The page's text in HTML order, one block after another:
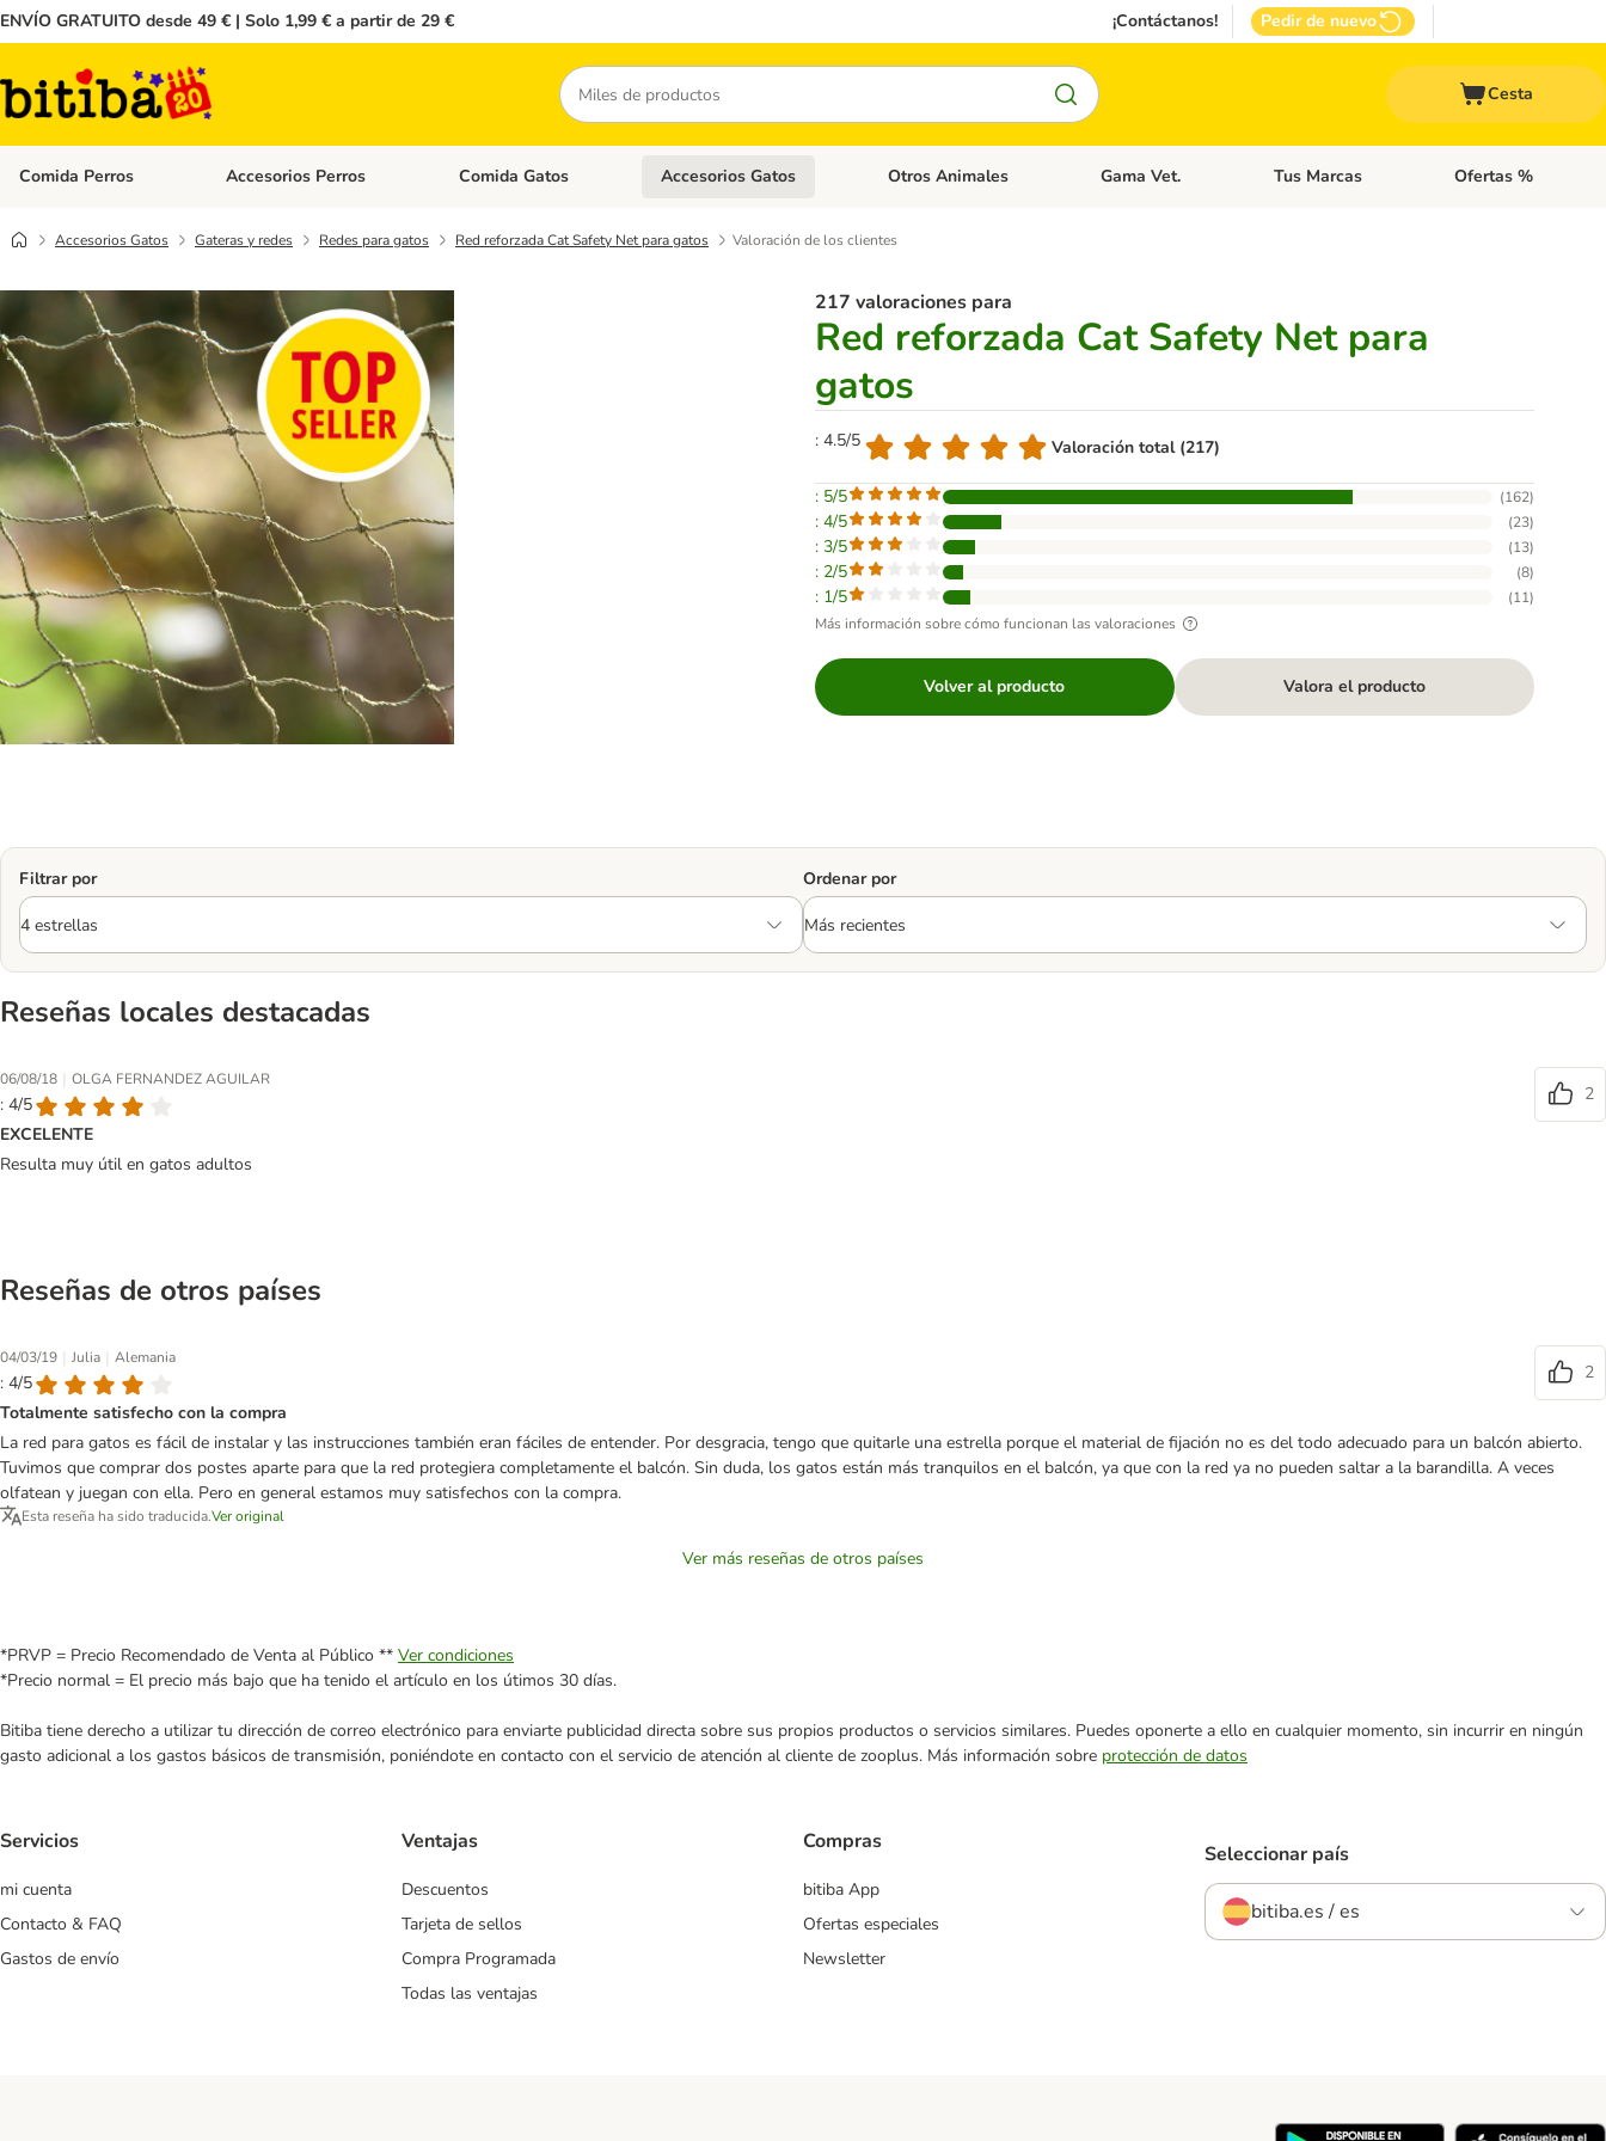
ENVÍO GRATUITO desde 49 € | Solo 1,99 € a partir de 29 € ¡Contáctanos! Pedir de nuevo
Buscar
Cesta
Comida Perros Menú de categoria abierto: Comida Perros
Accesorios Perros Menú de categoria abierto: Accesorios Perros
Comida Gatos Menú de categoria abierto: Comida Gatos
Accesorios Gatos Menú de categoria abierto: Accesorios Gatos
Otros Animales Menú de categoria abierto: Otros Animales
Gama Vet. Menú de categoria abierto: Gama Vet.
Tus Marcas Menú de categoria
Ofertas %
Accesorios Gatos Gateras y redes Redes para gatos Red reforzada Cat Safety Net para gatos Valoración de los clientes
217 valoraciones para
Red reforzada Cat Safety Net para
gatos
: 4.5/5 Valoración total (217)
: 5/5 (162)
: 4/5 (23)
: 3/5 (13)
: 2/5 (8)
: 1/5 (11)
Más información sobre cómo funcionan las valoraciones
Volver al producto Valora el producto
Filtrar por Ordenar por
Reseñas locales destacadas
06/08/18 | OLGA FERNANDEZ AGUILAR
: 4/5
2
EXCELENTE
Resulta muy útil en gatos adultos
Reseñas de otros países
04/03/19 | Julia | Alemania
: 4/5
2
Totalmente satisfecho con la compra
La red para gatos es fácil de instalar y las instrucciones también eran fáciles de entender. Por desgracia, tengo que quitarle una estrella porque el material de fijación no es del todo adecuado para un balcón abierto.
Tuvimos que comprar dos postes aparte para que la red protegiera completamente el balcón. Sin duda, los gatos están más tranquilos en el balcón, ya que con la red ya no pueden saltar a la barandilla. A veces
olfatean y juegan con ella. Pero en general estamos muy satisfechos con la compra.
Esta reseña ha sido traducida.Ver original
Ver más reseñas de otros países
*PRVP = Precio Recomendado de Venta al Público ** Ver condiciones
*Precio normal = El precio más bajo que ha tenido el artículo en los útimos 30 días.
Bitiba tiene derecho a utilizar tu dirección de correo electrónico para enviarte publicidad directa sobre sus propios productos o servicios similares. Puedes oponerte a ello en cualquier momento, sin incurrir en ningún
gasto adicional a los gastos básicos de transmisión, poniéndote en contacto con el servicio de atención al cliente de zooplus. Más información sobre protección de datos
Servicios
mi cuenta
Contacto & FAQ
Gastos de envío
Ventajas
Descuentos
Tarjeta de sellos
Compra Programada
Todas las ventajas
Compras
bitiba App
Ofertas especiales
Newsletter
Seleccionar país
bitiba.es / es